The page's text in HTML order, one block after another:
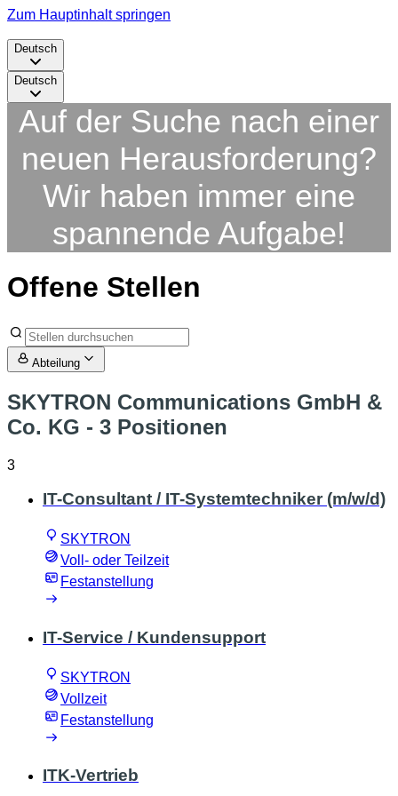
Zum Hauptinhalt springen
Deutsch
Deutsch
Auf der Suche nach einer
neuen Herausforderung?
Wir haben immer eine
spannende Aufgabe!
Offene Stellen
Abteilung
SKYTRON Communications GmbH &
Co. KG - 3 Positionen
3
IT-Consultant / IT-Systemtechniker (m/w/d)
SKYTRON
Voll- oder Teilzeit
Festanstellung
IT-Service / Kundensupport
SKYTRON
Vollzeit
Festanstellung
ITK-Vertrieb